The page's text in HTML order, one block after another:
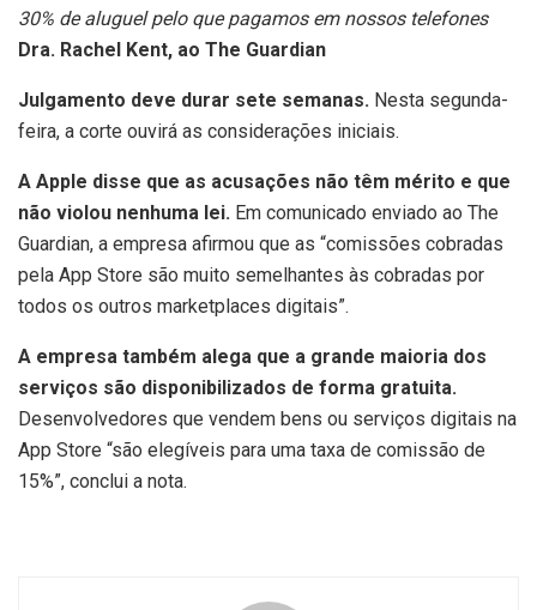
30% de aluguel pelo que pagamos em nossos telefones
Dra. Rachel Kent, ao The Guardian
Julgamento deve durar sete semanas. Nesta segunda-
feira, a corte ouvirá as considerações iniciais.
A Apple disse que as acusações não têm mérito e que
não violou nenhuma lei. Em comunicado enviado ao The
Guardian, a empresa afirmou que as “comissões cobradas
pela App Store são muito semelhantes às cobradas por
todos os outros marketplaces digitais”.
A empresa também alega que a grande maioria dos
serviços são disponibilizados de forma gratuita.
Desenvolvedores que vendem bens ou serviços digitais na
App Store “são elegíveis para uma taxa de comissão de
15%”, conclui a nota.